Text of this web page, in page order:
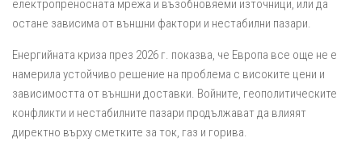
електропреносната мрежа и възобновяеми източници, или да
остане зависима от външни фактори и нестабилни пазари.
Енергийната криза през 2026 г. показва, че Европа все още не е
намерила устойчиво решение на проблема с високите цени и
зависимостта от външни доставки. Войните, геополитическите
конфликти и нестабилните пазари продължават да влияят
директно върху сметките за ток, газ и горива.